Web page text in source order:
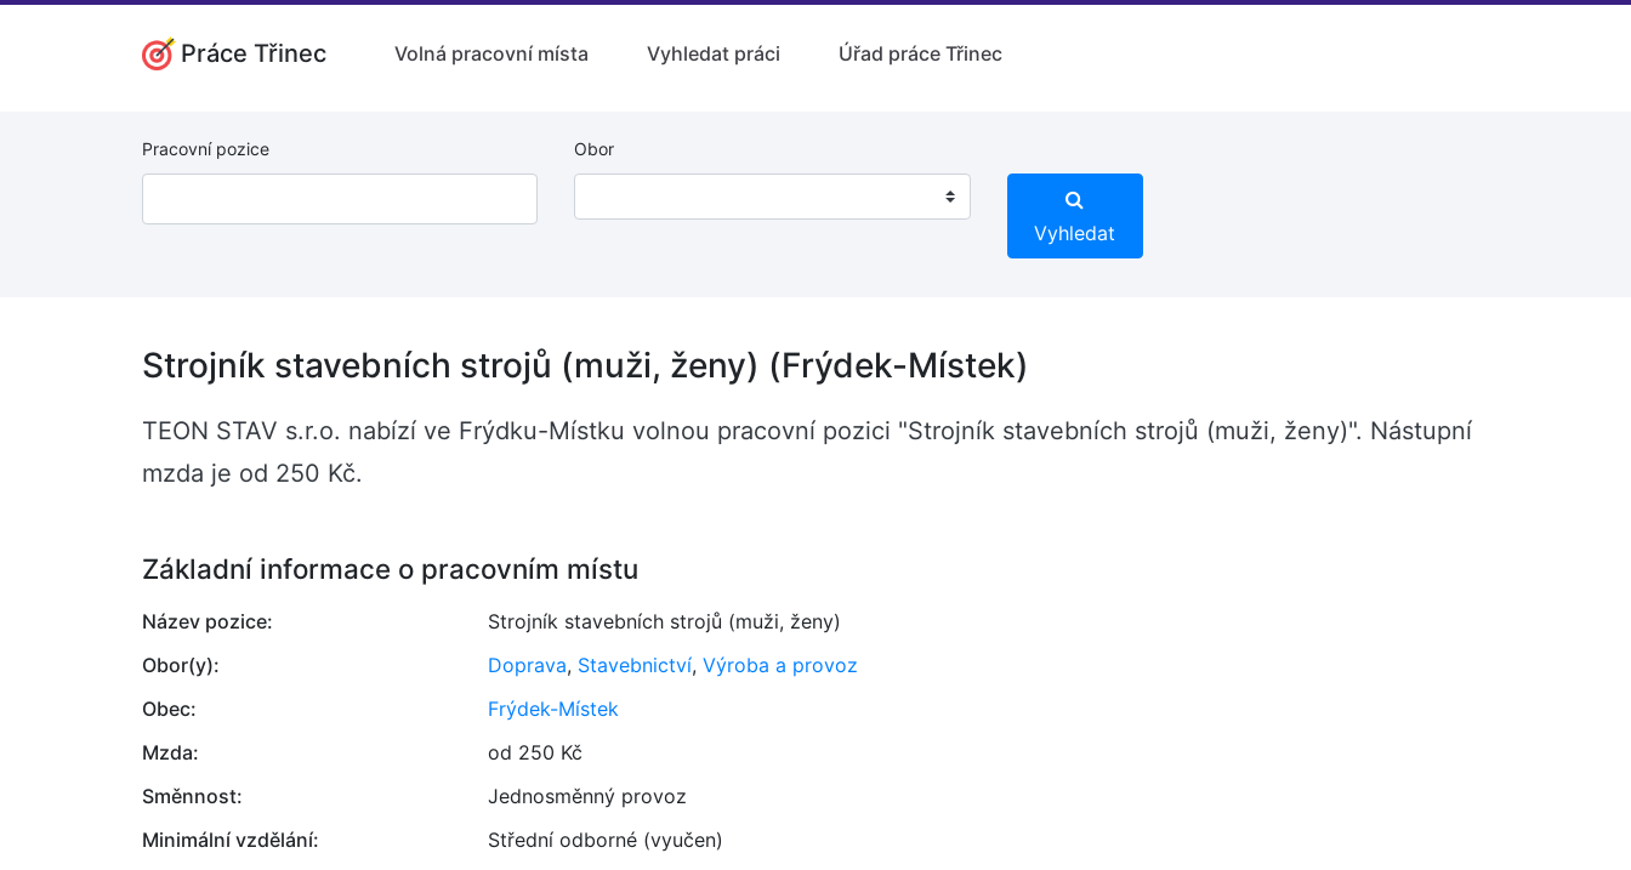
Práce Třinec Volná pracovní místa Vyhledat práci Úřad práce Třinec
Pracovní pozice Obor
Vyhledat
Strojník stavebních strojů (muži, ženy) (Frýdek-Místek)
TEON STAV s.r.o. nabízí ve Frýdku-Místku volnou pracovní pozici "Strojník stavebních strojů (muži, ženy)". Nástupní
mzda je od 250 Kč.
Základní informace o pracovním místu
Název pozice:
Strojník stavebních strojů (muži, ženy)
Obor(y):
Doprava, Stavebnictví, Výroba a provoz
Obec:
Frýdek-Místek
Mzda:
od 250 Kč
Směnnost:
Jednosměnný provoz
Minimální vzdělání:
Střední odborné (vyučen)